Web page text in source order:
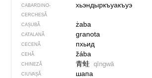
CABARDINO-
CERCHESĂ
хьэндыркъуакъуэ
CAȘUBĂ żaba
CATALANĂ granota
CECENĂ пхьид
CEHĂ žába
CHINEZĂ 青蛙 qīngwā
CIUVAȘĂ шапа